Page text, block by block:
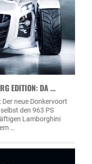
EDITION: DA …
neue Donkervoort
den 963 PS
Lamborghini
…